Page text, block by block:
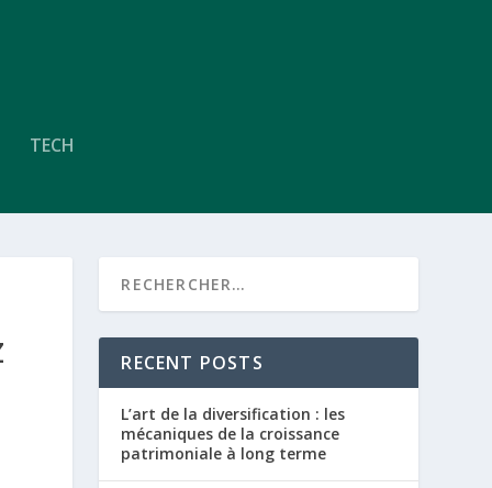
TECH
RECENT POSTS
L’art de la diversification : les
mécaniques de la croissance
patrimoniale à long terme